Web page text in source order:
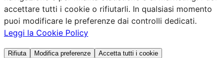
accettare tutti i cookie o rifiutarli. In qualsiasi momento
puoi modificare le preferenze dai controlli dedicati.
Leggi la Cookie Policy
Rifiuta Modifica preferenze Accetta tutti i cookie